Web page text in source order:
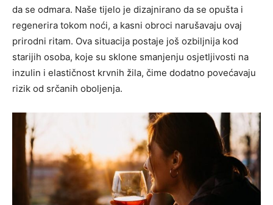
da se odmara. Naše tijelo je dizajnirano da se opušta i
regenerira tokom noći, a kasni obroci narušavaju ovaj
prirodni ritam. Ova situacija postaje još ozbiljnija kod
starijih osoba, koje su sklone smanjenju osjetljivosti na
inzulin i elastičnost krvnih žila, čime dodatno povećavaju
rizik od srčanih oboljenja.